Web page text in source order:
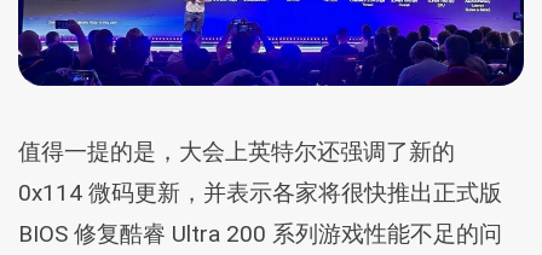
值得一提的是，大会上英特尔还强调了新的
0x114 微码更新，并表示各家将很快推出正式版
BIOS 修复酷睿 Ultra 200 系列游戏性能不足的问